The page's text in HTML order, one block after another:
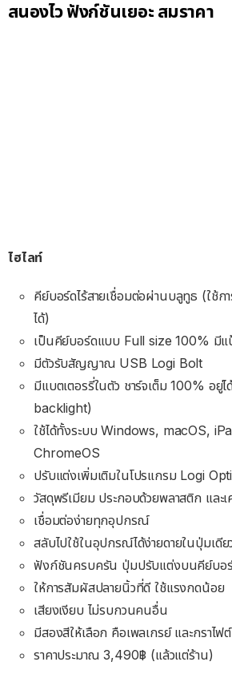
สนองไว ฟังก์ชันเยอะ สมราคา
ไฮไลท์
คีย์บอร์ดไร้สายเชื่อมต่อผ่านบลูทูธ (ใช้ก
ได้)
เป็นคีย์บอร์ดแบบ Full size 100% มีแ
มีตัวรับสัญญาณ USB Logi Bolt
มีแบตเตอรรี่ในตัว ชาร์จเต็ม 100% อยู่
backlight)
ใช้ได้ทั้งระบบ Windows, macOS,
ChromeOS
ปรับแต่งเพิ่มเติมในโปรแกรม Logi
วัสดุพรีเมียม ประกอบด้วยพลาสติก และ
เชื่อมต่อง่ายทุกอุปกรณ์
สลับไปใช้ในอุปกรณ์ได้ง่ายดายในปุ่มเดีย
ฟังก์ชันครบครัน ปุ่มปรับแต่งบนคีย์บอร์
ให้การสัมผัสปลายนิ้วที่ดี ใช้แรงกดน้อย
เสียงเงียบ ไม่รบกวนคนอื่น
มีสองสีให้เลือก คือเพลเกรย์ และกราไฟต์
ราคาประมาณ 3,490฿ (แล้วแต่ร้าน)